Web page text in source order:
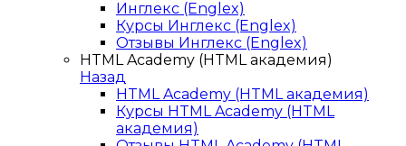
Инглекс (Englex)
Курсы Инглекс (Englex)
Отзывы Инглекс (Englex)
HTML Academy (HTML академия)
Назад
HTML Academy (HTML академия)
Курсы HTML Academy (HTML
академия)